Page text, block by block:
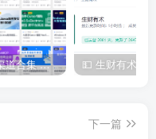
IT类所有渠道合集 持续日更，目前近四千多条资源 年费用户微信私信获取权限
下一篇